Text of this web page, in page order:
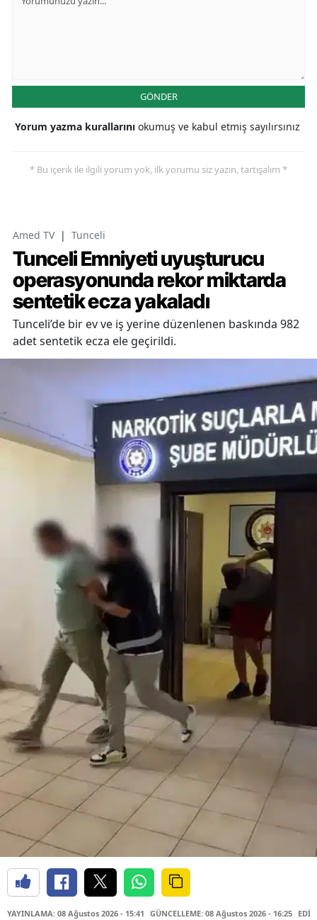
GÖNDER
Yorum yazma kurallarını okumuş ve kabul etmiş sayılırsınız
* Bu içerik ile ilgili yorum yok, ilk yorumu siz yazın, tartışalım *
Amed TV | Tunceli
Tunceli Emniyeti uyuşturucu
operasyonunda rekor miktarda
sentetik ecza yakaladı
Tunceli’de bir ev ve iş yerine düzenlenen baskında 982
adet sentetik ecza ele geçirildi.
YAYINLAMA: 08 Ağustos 2026 - 15:41 GÜNCELLEME: 08 Ağustos 2026 - 16:25